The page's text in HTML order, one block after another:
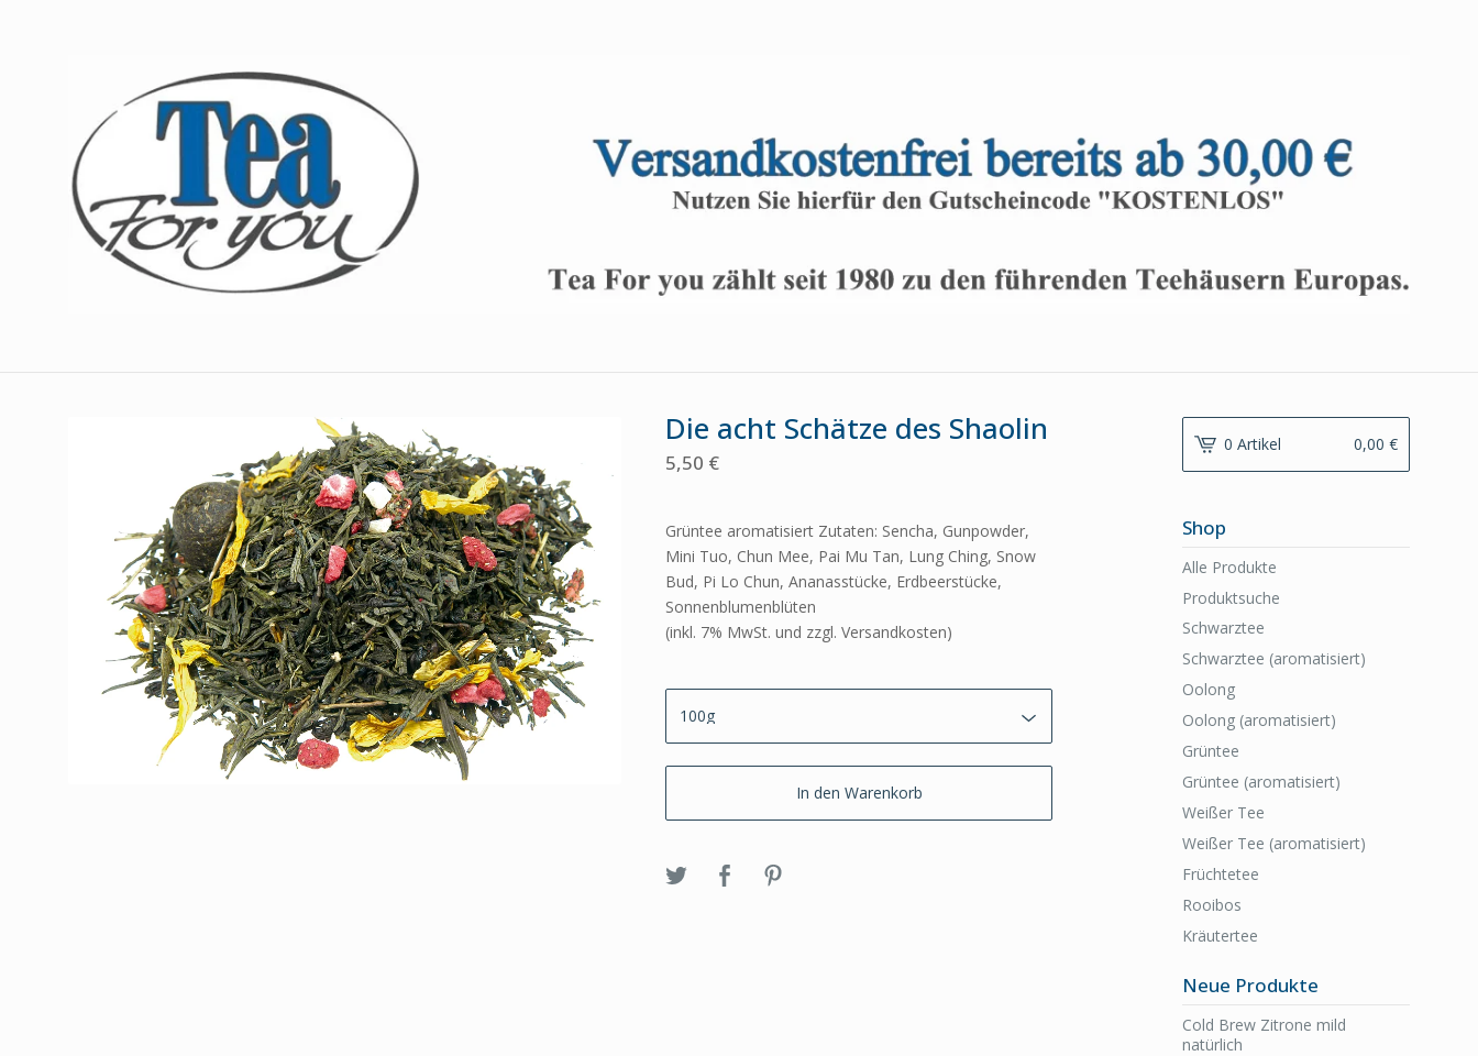
Die acht Schätze des Shaolin
5,50 €
Grüntee aromatisiert Zutaten: Sencha, Gunpowder,
Mini Tuo, Chun Mee, Pai Mu Tan, Lung Ching, Snow
Bud, Pi Lo Chun, Ananasstücke, Erdbeerstücke,
Sonnenblumenblüten
(inkl. 7% MwSt. und zzgl. Versandkosten)
In den Warenkorb
0 Artikel 0,00 €
Shop
Alle Produkte
Produktsuche
Schwarztee
Schwarztee (aromatisiert)
Oolong
Oolong (aromatisiert)
Grüntee
Grüntee (aromatisiert)
Weißer Tee
Weißer Tee (aromatisiert)
Früchtetee
Rooibos
Kräutertee
Neue Produkte
Cold Brew Zitrone mild
natürlich